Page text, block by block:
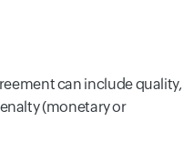
can include quality,
(monetary or